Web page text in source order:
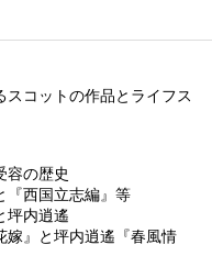
スコットの作品とライフス
の歴史
西国立志編』等
坪内逍遙
』と坪内逍遙『春風情